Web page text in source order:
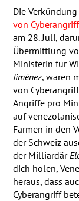
Die
von
am 28. Juli,
Übermittlung
Ministerin für
Jiménez, waren
von
Angriffe pro
auf
Farmen in den
der Schweiz
der Milliardär
dich holen,
heraus, dass
Cyberangriff